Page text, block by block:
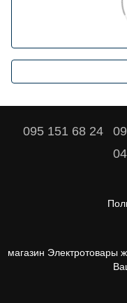
095 151 68 24
магазин Электротовары